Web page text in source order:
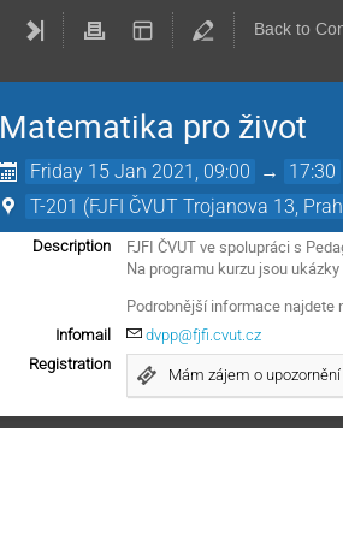
Back to
Matematika pro život
Friday 15 Jan 2021, 09:00 → 17:30
T-201 (FJFI ČVUT Trojanova 13,
Description
FJFI ČVUT ve spolupráci s
Na programu kurzu jsou
Podrobnější informace najdete
Infomail
dvpp@fjfi.cvut.cz
Registration
Mám zájem o